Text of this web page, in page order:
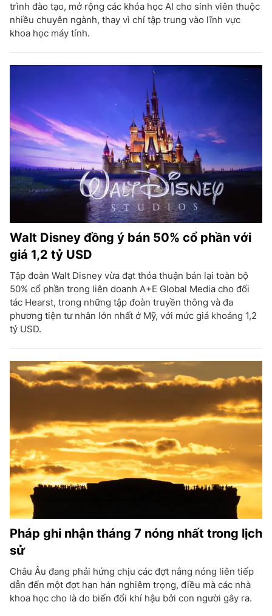
trình đào tạo, mở rộng các khóa học AI cho sinh viên thuộc
nhiều chuyên ngành, thay vì chỉ tập trung vào lĩnh vực
khoa học máy tính.
Walt Disney đồng ý bán 50% cổ phần với
giá 1,2 tỷ USD
Tập đoàn Walt Disney vừa đạt thỏa thuận bán lại toàn bộ
50% cổ phần trong liên doanh A+E Global Media cho đối
tác Hearst, trong những tập đoàn truyền thông và đa
phương tiện tư nhân lớn nhất ở Mỹ, với mức giá khoảng 1,2
tỷ USD.
Pháp ghi nhận tháng 7 nóng nhất trong lịch
sử
Châu Âu đang phải hứng chịu các đợt nắng nóng liên tiếp
dẫn đến một đợt hạn hán nghiêm trọng, điều mà các nhà
khoa học cho là do biến đổi khí hậu bởi con người gây ra.